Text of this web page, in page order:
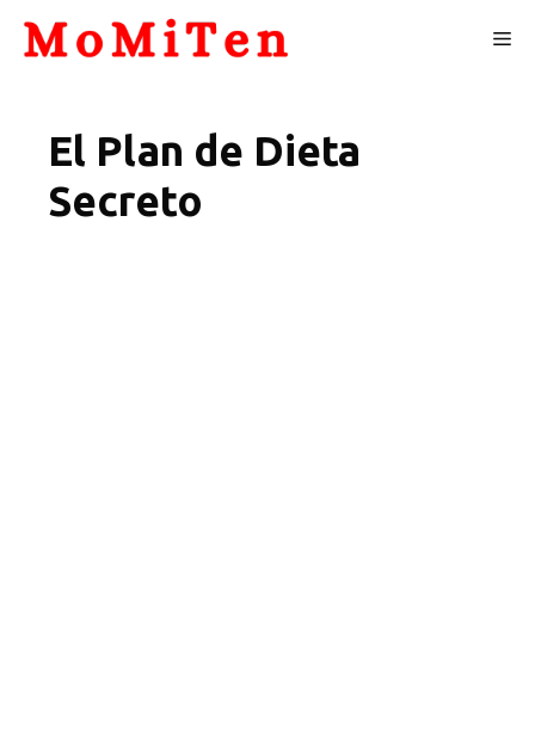
El Plan de Dieta
Secreto